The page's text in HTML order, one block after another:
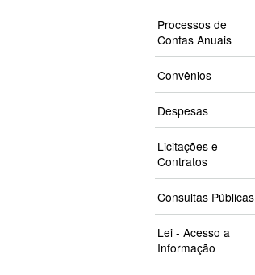
Processos de
Contas Anuais
Convênios
Despesas
Licitações e
Contratos
Consultas Públicas
Lei - Acesso a
Informação